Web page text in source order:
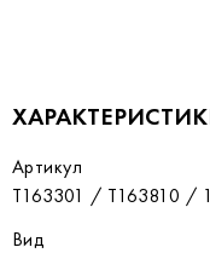
Артикул
T163301 / T163810 /
Вид